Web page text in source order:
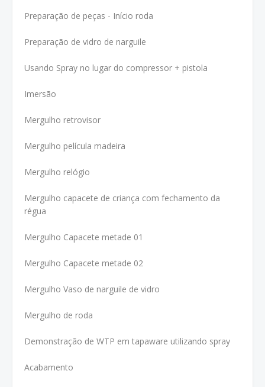
Preparação de peças - Início roda
Preparação de vidro de narguile
Usando Spray no lugar do compressor + pistola
Imersão
Mergulho retrovisor
Mergulho película madeira
Mergulho relógio
Mergulho capacete de criança com fechamento da
régua
Mergulho Capacete metade 01
Mergulho Capacete metade 02
Mergulho Vaso de narguile de vidro
Mergulho de roda
Demonstração de WTP em tapaware utilizando spray
Acabamento